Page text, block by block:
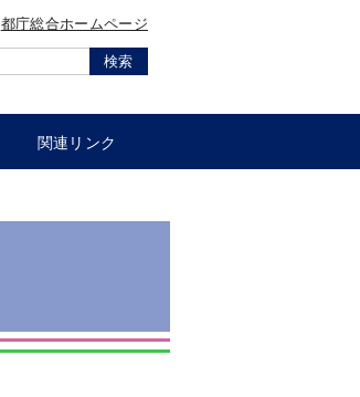
都庁総合ホームページ
検索
関連リンク